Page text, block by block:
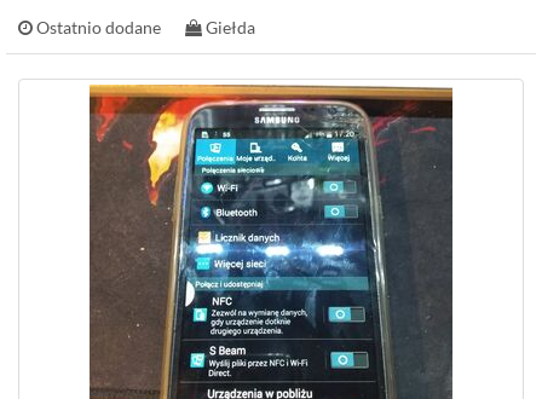
Ostatnio dodane Giełda